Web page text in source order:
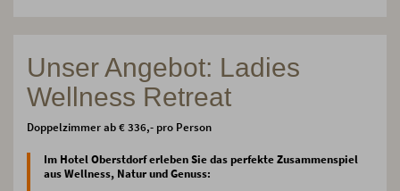
Unser Angebot: Ladies
Wellness Retreat
Doppelzimmer ab € 336,- pro Person
Im Hotel Oberstdorf erleben Sie das perfekte Zusammenspiel
aus Wellness, Natur und Genuss: